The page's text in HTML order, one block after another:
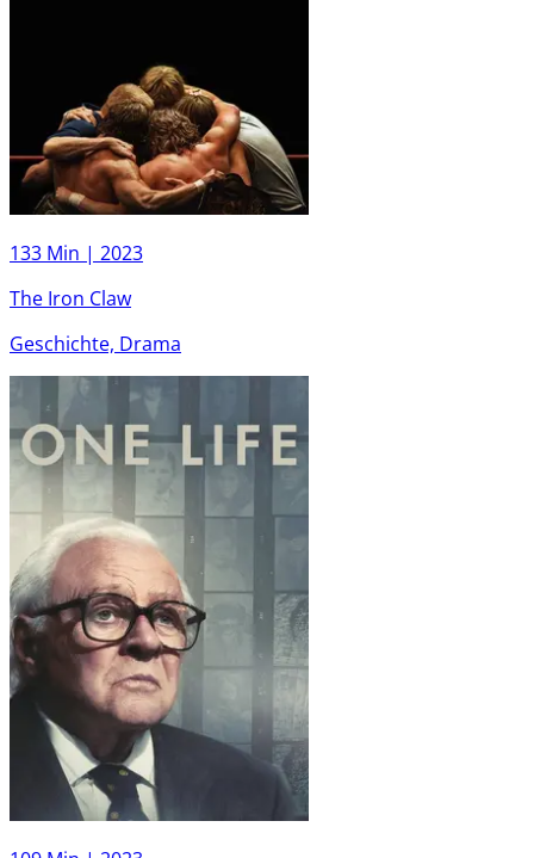
133 Min | 2023
The Iron Claw
Geschichte, Drama